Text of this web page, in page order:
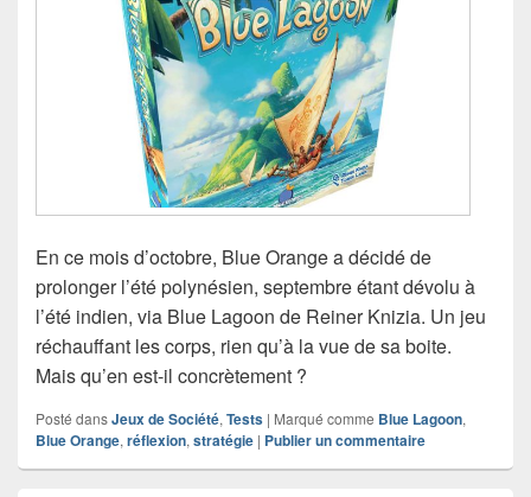
En ce mois d’octobre, Blue Orange a décidé de
prolonger l’été polynésien, septembre étant dévolu à
l’été indien, via Blue Lagoon de Reiner Knizia. Un jeu
réchauffant les corps, rien qu’à la vue de sa boite.
Mais qu’en est-il concrètement ?
Posté dansJeux de Société, Tests | Marqué comme Blue Lagoon,
Blue Orange, réflexion, stratégie | Publier un commentaire